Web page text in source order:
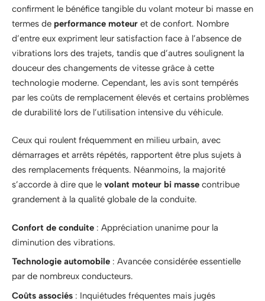
confirment le bénéfice tangible du volant moteur bi masse en
termes de performance moteur et de confort. Nombre
d’entre eux expriment leur satisfaction face à l’absence de
vibrations lors des trajets, tandis que d’autres soulignent la
douceur des changements de vitesse grâce à cette
technologie moderne. Cependant, les avis sont tempérés
par les coûts de remplacement élevés et certains problèmes
de durabilité lors de l’utilisation intensive du véhicule.
Ceux qui roulent fréquemment en milieu urbain, avec
démarrages et arrêts répétés, rapportent être plus sujets à
des remplacements fréquents. Néanmoins, la majorité
s’accorde à dire que le volant moteur bi masse contribue
grandement à la qualité globale de la conduite.
Confort de conduite : Appréciation unanime pour la
diminution des vibrations.
Technologie automobile : Avancée considérée essentielle
par de nombreux conducteurs.
Coûts associés : Inquiétudes fréquentes mais jugés